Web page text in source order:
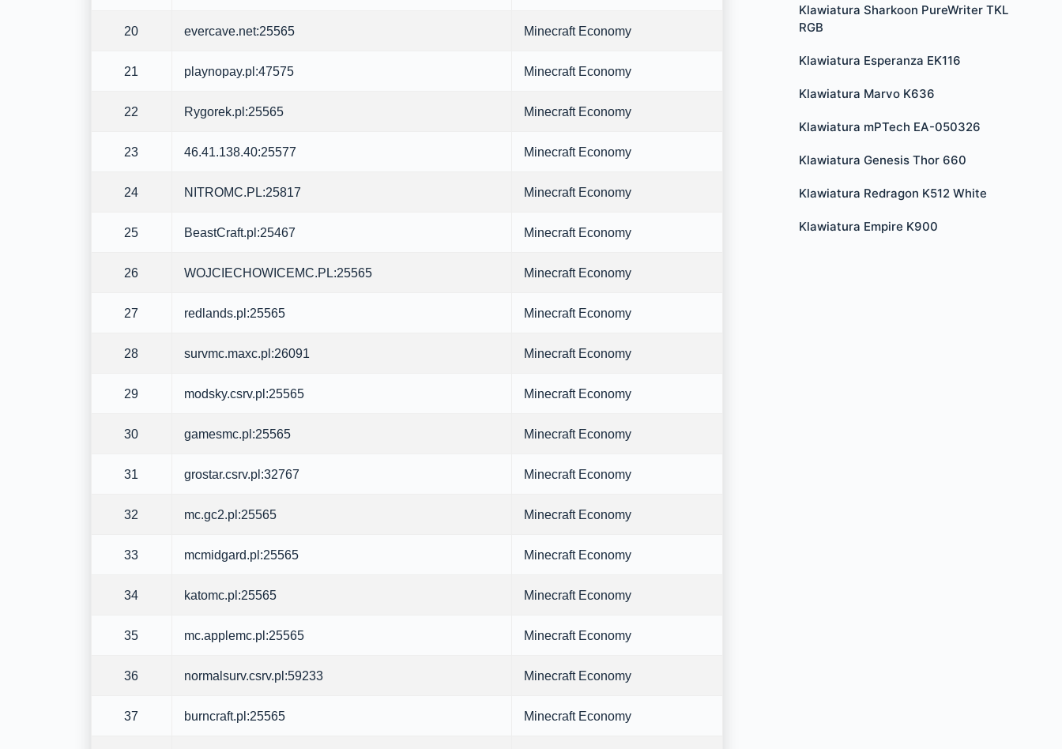
20 evercave.net:25565 Minecraft Economy
21 playnopay.pl:47575 Minecraft Economy
22 Rygorek.pl:25565 Minecraft Economy
23 46.41.138.40:25577 Minecraft Economy
24 NITROMC.PL:25817 Minecraft Economy
25 BeastCraft.pl:25467 Minecraft Economy
26 WOJCIECHOWICEMC.PL:25565 Minecraft Economy
27 redlands.pl:25565 Minecraft Economy
28 survmc.maxc.pl:26091 Minecraft Economy
29 modsky.csrv.pl:25565 Minecraft Economy
30 gamesmc.pl:25565 Minecraft Economy
31 grostar.csrv.pl:32767 Minecraft Economy
32 mc.gc2.pl:25565 Minecraft Economy
33 mcmidgard.pl:25565 Minecraft Economy
34 katomc.pl:25565 Minecraft Economy
35 mc.applemc.pl:25565 Minecraft Economy
36 normalsurv.csrv.pl:59233 Minecraft Economy
37 burncraft.pl:25565 Minecraft Economy
Klawiatura Sharkoon PureWriter TKL
RGB
Klawiatura Esperanza EK116
Klawiatura Marvo K636
Klawiatura mPTech EA-050326
Klawiatura Genesis Thor 660
Klawiatura Redragon K512 White
Klawiatura Empire K900